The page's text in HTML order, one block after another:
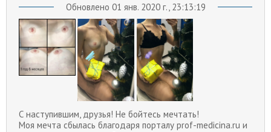
Обновлено 01 янв. 2020 г., 23:13:19
С наступившим, друзья! Не бойтесь мечтать!
Моя мечта сбылась благодаря порталу prof-medicina.ru и